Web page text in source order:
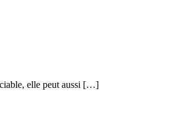
elle peut aussi […]